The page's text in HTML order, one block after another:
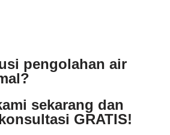
pengolahan air
sekarang dan
GRATIS!